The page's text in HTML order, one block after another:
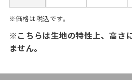
※価格は税込です。
※こちらは生地の特性上、高さ
ません。